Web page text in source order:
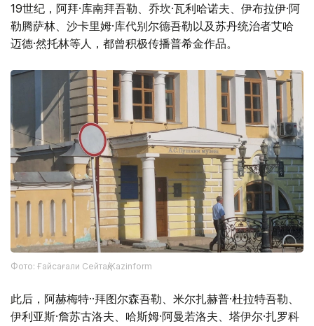
19世纪，阿拜·库南拜吾勒、乔坎·瓦利哈诺夫、伊布拉伊·阿
勒腾萨林、沙卡里姆·库代别尔德吾勒以及苏丹统治者艾哈
迈德·然托林等人，都曾积极传播普希金作品。
Фото: Ғайсағали Сейтақ/Kazinform
此后，阿赫梅特··拜图尔森吾勒、米尔扎赫普·杜拉特吾勒、
伊利亚斯·詹苏古洛夫、哈斯姆·阿曼若洛夫、塔伊尔·扎罗科